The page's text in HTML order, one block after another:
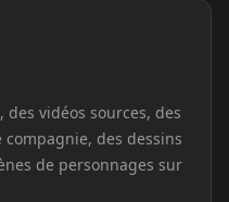
Reporter 05
Reporter 08
vidéos sources, des
des dessins
de personnages sur